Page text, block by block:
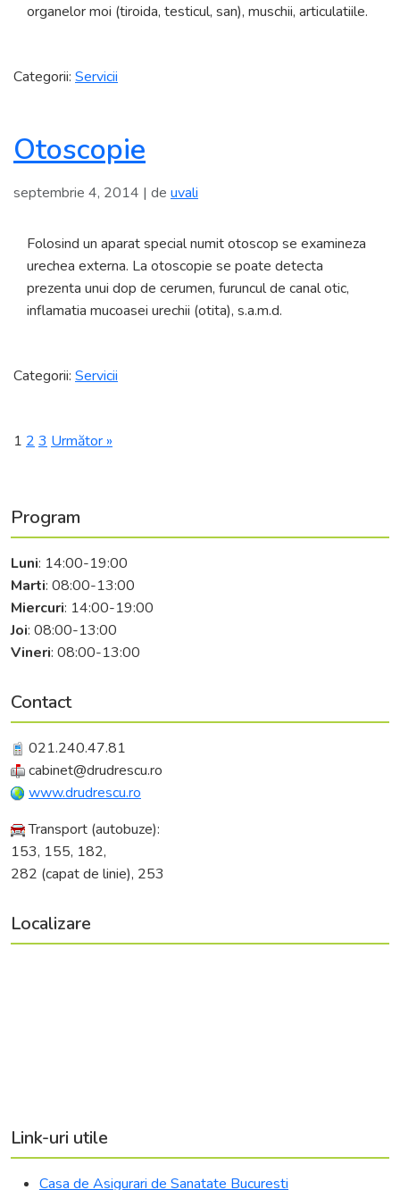
organelor moi (tiroida, testicul, san), muschii, articulatiile.
Categorii: Servicii
Otoscopie
septembrie 4, 2014 | de uvali
Folosind un aparat special numit otoscop se examineza
urechea externa. La otoscopie se poate detecta
prezenta unui dop de cerumen, furuncul de canal otic,
inflamatia mucoasei urechii (otita), s.a.m.d.
Categorii: Servicii
Paginație
1 2 3 Următor »
Program
Luni: 14:00-19:00
Marti: 08:00-13:00
Miercuri: 14:00-19:00
Joi: 08:00-13:00
Vineri: 08:00-13:00
Contact
021.240.47.81
cabinet@drudrescu.ro
www.drudrescu.ro
Transport (autobuze):
153, 155, 182,
282 (capat de linie), 253
Localizare
Link-uri utile
Casa de Asigurari de Sanatate Bucuresti